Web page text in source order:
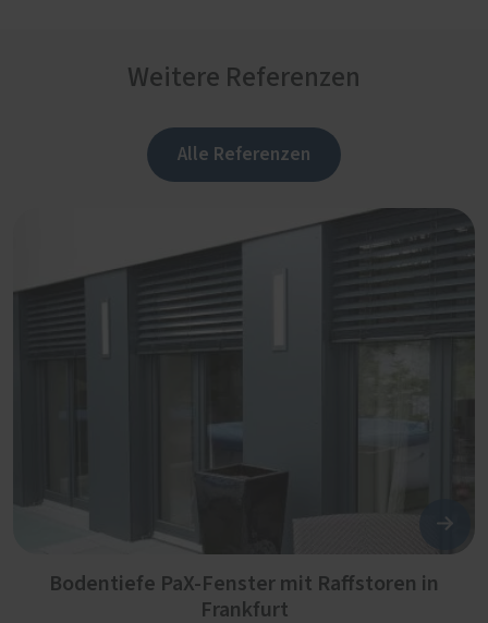
Weitere Referenzen
Alle Referenzen
Bodentiefe PaX-Fenster mit Raffstoren in
Frankfurt